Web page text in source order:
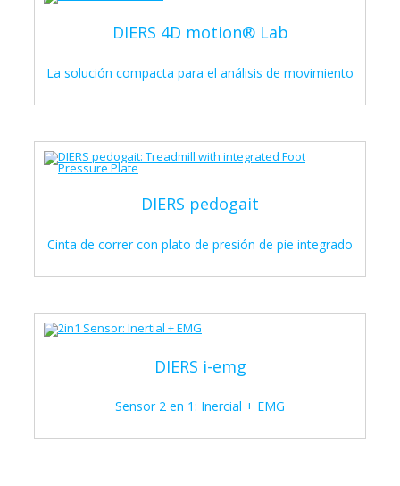
DIERS 4D motion® Lab
La solución compacta para el análisis de movimiento
DIERS pedogait
Cinta de correr con plato de presión de pie integrado
DIERS i-emg
Sensor 2 en 1: Inercial + EMG